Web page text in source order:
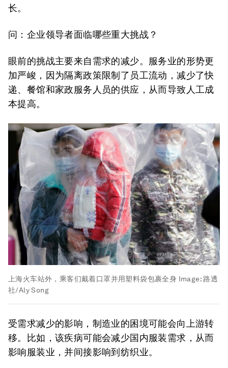
长。
问：企业领导者面临哪些重大挑战？
眼前的挑战主要来自需求的减少。服务业的形势更
加严峻，因为隔离政策限制了员工流动，减少了快
递、餐馆和家政服务人员的供应，从而导致人工成
本提高。
上海火车站外，乘客们戴着口罩并用塑料袋包裹全身 Image: 路透
社/Aly Song
受需求减少的影响，制造业的困境可能会向上游转
移。比如，该疾病可能会减少国内服装需求，从而
影响服装业，并间接影响到纺织业。